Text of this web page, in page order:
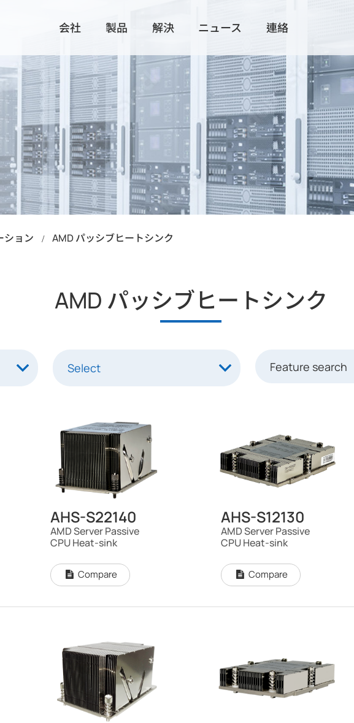
会社
究開発 技術製造 世界的な分布
製品
すべての製品
シャーシ
ント
ークステーション
ド
サーマルソリューション
Intel アクティブヒートシンク
Intel パッシブヒートシンク
AMD アクティブヒートシンク
AMD パッシブヒートシンク
製品付属品
Slide Rail
HDD/ Storage Kit
解決
すべての解決
HPC
IoT/ Edge Computing Data Center/
ニュース
ュース 展示活動
連絡
ション AMD パッシブヒートシンク
AMD パッシブヒートシンク
AHS-S22140
AMD Server Passive
CPU Heat-sink
Compare
AHS-S12130
AMD Server Passive
CPU Heat-sink
Compare